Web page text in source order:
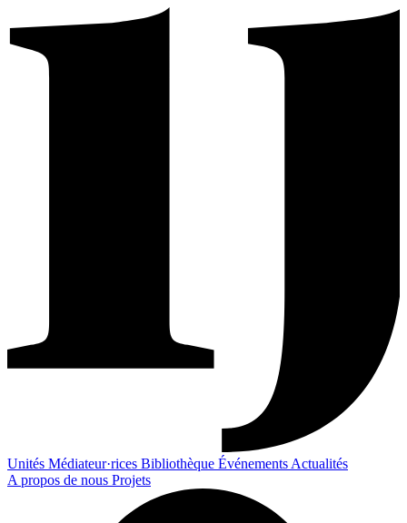
Unités Médiateur·rices Bibliothèque Événements Actualités
A propos de nous Projets